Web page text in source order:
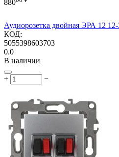
880
Аудиорозетка двойная ЭРА 12
КОД:
5055398603703
0.0
В наличии
+ −